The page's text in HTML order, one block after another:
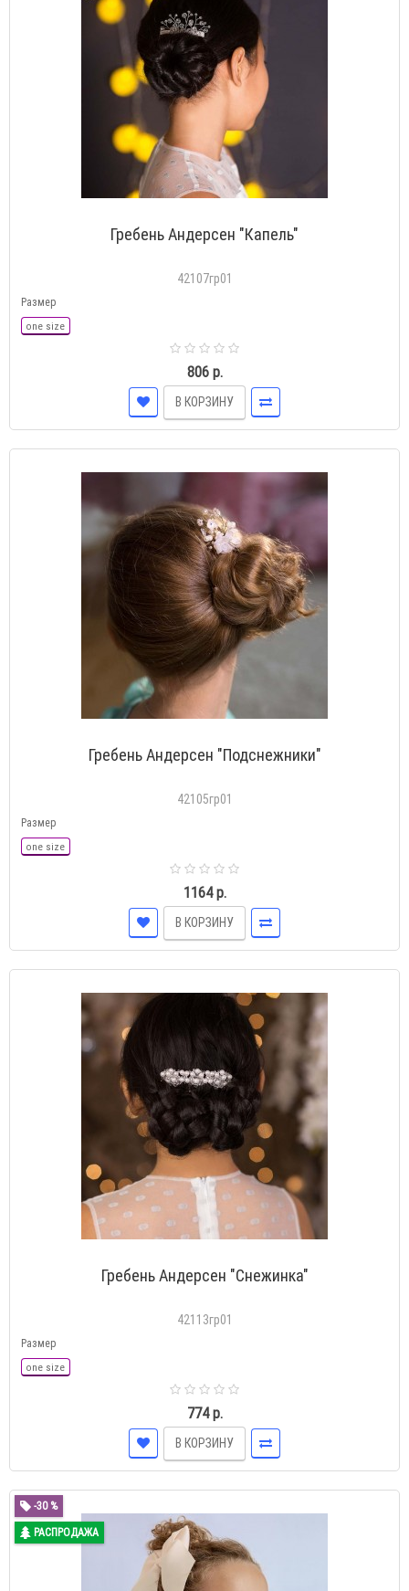
Гребень Андерсен "Капель"
42107гр01
Размер
one size
806 р.
В КОРЗИНУ
Гребень Андерсен "Подснежники"
42105гр01
Размер
one size
1164 р.
В КОРЗИНУ
Гребень Андерсен "Снежинка"
42113гр01
Размер
one size
774 р.
В КОРЗИНУ
-30 %
РАСПРОДАЖА